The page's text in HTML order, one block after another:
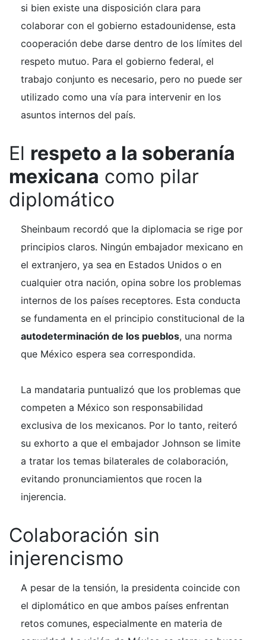
si bien existe una disposición clara para
colaborar con el gobierno estadounidense, esta
cooperación debe darse dentro de los límites del
respeto mutuo. Para el gobierno federal, el
trabajo conjunto es necesario, pero no puede ser
utilizado como una vía para intervenir en los
asuntos internos del país.
El respeto a la soberanía
mexicana como pilar
diplomático
Sheinbaum recordó que la diplomacia se rige por
principios claros. Ningún embajador mexicano en
el extranjero, ya sea en Estados Unidos o en
cualquier otra nación, opina sobre los problemas
internos de los países receptores. Esta conducta
se fundamenta en el principio constitucional de la
autodeterminación de los pueblos, una norma
que México espera sea correspondida.
La mandataria puntualizó que los problemas que
competen a México son responsabilidad
exclusiva de los mexicanos. Por lo tanto, reiteró
su exhorto a que el embajador Johnson se limite
a tratar los temas bilaterales de colaboración,
evitando pronunciamientos que rocen la
injerencia.
Colaboración sin
injerencismo
A pesar de la tensión, la presidenta coincide con
el diplomático en que ambos países enfrentan
retos comunes, especialmente en materia de